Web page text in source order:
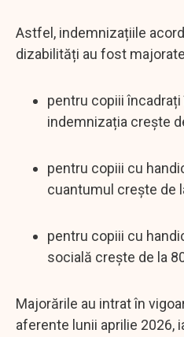
Astfel, indemnizațiile
dizabilități au fost
pentru copiii încadrați
indemnizația crește
pentru copiii cu
cuantumul crește de
pentru copiii cu
socială crește de la
Majorările au intrat în
aferente lunii aprilie 2026,